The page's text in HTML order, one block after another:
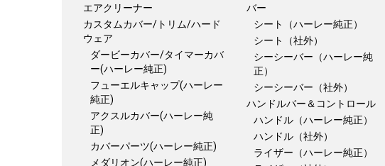
エアクリーナー
カスタムカバー/トリム/ハード
ウェア
ダービーカバー/タイマーカバ
ー(ハーレー純正)
フューエルキャップ(ハーレー
純正)
アクスルカバー(ハーレー純
正)
カバーパーツ(ハーレー純正)
メダリオン(ハーレー純正)
バー
シート（ハーレー純正）
シート（社外）
シーシーバー（ハーレー純
正）
シーシーバー（社外）
ハンドルバー＆コントロール
ハンドル（ハーレー純正）
ハンドル（社外）
ライザー（ハーレー純正）